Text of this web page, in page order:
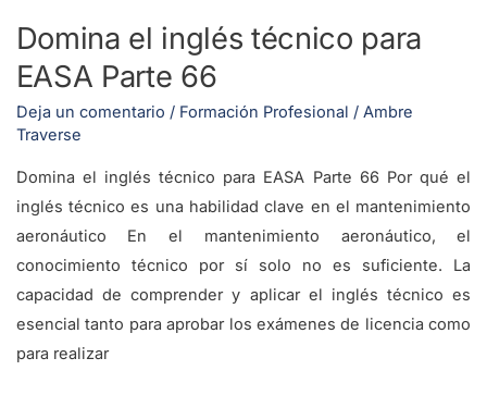
Domina el inglés técnico para
EASA Parte 66
Deja un comentario / Formación Profesional / Ambre
Traverse
Domina el inglés técnico para EASA Parte 66 Por qué el
inglés técnico es una habilidad clave en el mantenimiento
aeronáutico En el mantenimiento aeronáutico, el
conocimiento técnico por sí solo no es suficiente. La
capacidad de comprender y aplicar el inglés técnico es
esencial tanto para aprobar los exámenes de licencia como
para realizar